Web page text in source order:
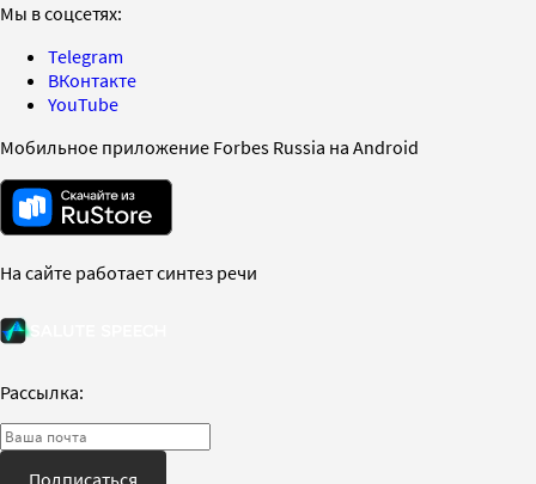
Мы в соцсетях:
Telegram
ВКонтакте
YouTube
Мобильное приложение Forbes Russia на Android
На сайте работает синтез речи
Рассылка: